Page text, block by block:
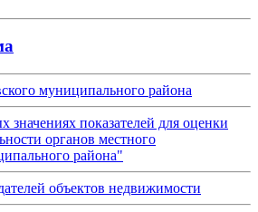
муниципального района
значениях показателей для оценки
органов местного
района"
объектов недвижимости